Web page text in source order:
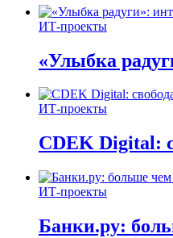
ИТ-проекты
«Улыбка
ИТ-проекты
CDEK Digital:
ИТ-проекты
Банки.ру: